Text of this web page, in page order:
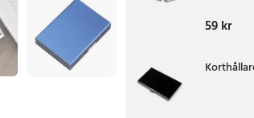
Pris:59 kr
59 kr